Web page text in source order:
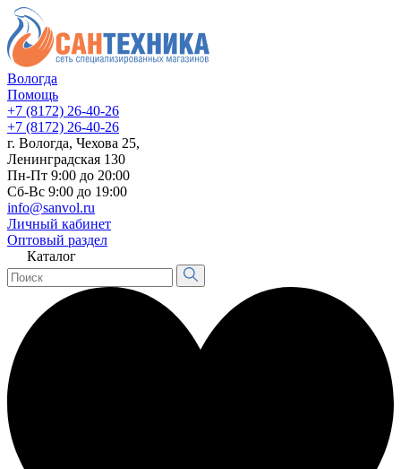
Вологда
Помощь
+7 (8172) 26-40-26
+7 (8172) 26-40-26
г. Вологда, Чехова 25,
Ленинградская 130
Пн-Пт 9:00 до 20:00
Сб-Вс 9:00 до 19:00
info@sanvol.ru
Личный кабинет
Оптовый раздел
Каталог